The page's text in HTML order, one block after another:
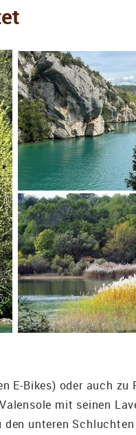
E-Bikes) oder auch zu
mit seinen
unteren